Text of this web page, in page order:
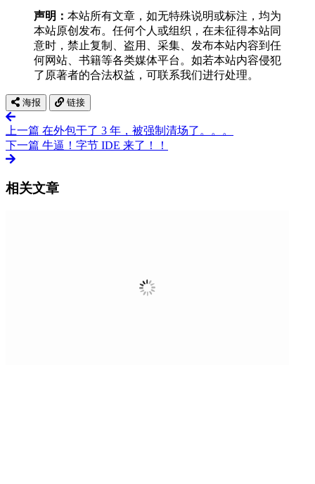
声明： 本站所有文章，如无特殊说明或标注，均为
本站原创发布。任何个人或组织，在未征得本站同
意时，禁止复制、盗用、采集、发布本站内容到任
何网站、书籍等各类媒体平台。如若本站内容侵犯
了原著者的合法权益，可联系我们进行处理。
海报 链接
上一篇 在外包干了 3 年，被强制清场了。。。
下一篇 牛逼！字节 IDE 来了！！
相关文章